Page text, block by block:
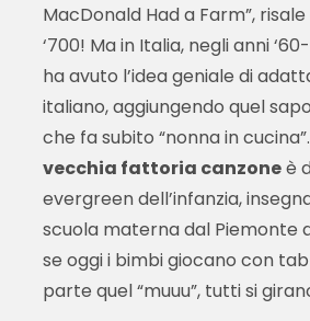
MacDonald Had a Farm”,
‘700! Ma in Italia, negli anni
ha avuto l’idea geniale di
italiano, aggiungendo quel
che fa subito “nonna in
vecchia fattoria canzoneè
evergreen dell’infanzia,
scuola materna dal Piemonte
se oggi i bimbi giocano con
parte quel “muuu”, tutti si